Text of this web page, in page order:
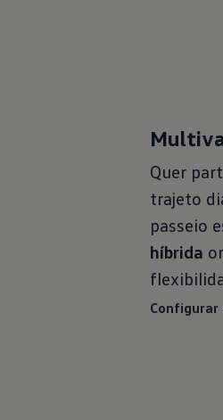
Quer
trajeto
passeio
híbrida
Configurar